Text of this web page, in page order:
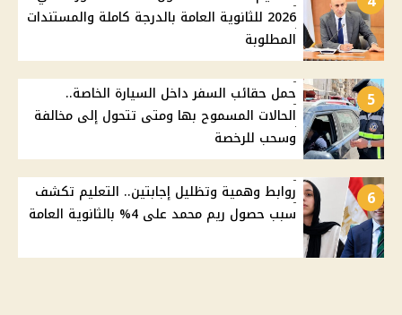
2026 للثانوية العامة بالدرجة كاملة والمستندات
المطلوبة
5
حمل حقائب السفر داخل السيارة الخاصة..
الحالات المسموح بها ومتى تتحول إلى مخالفة
وسحب للرخصة
6
روابط وهمية وتظليل إجابتين.. التعليم تكشف
سبب حصول ريم محمد على 4% بالثانوية العامة